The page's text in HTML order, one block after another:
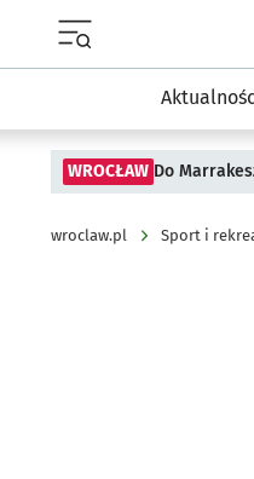
WROCŁAW Do
wroclaw.pl Sport i